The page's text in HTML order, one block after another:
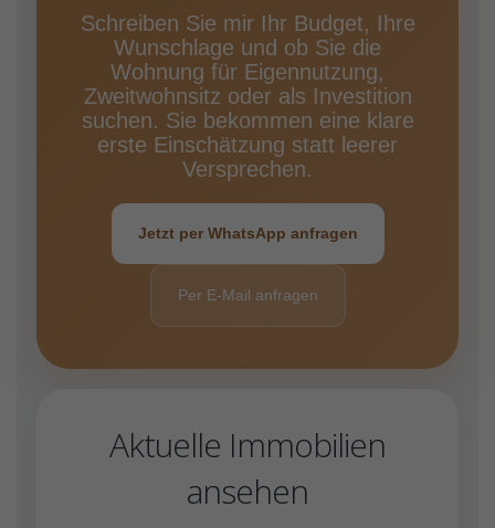
Schreiben Sie mir Ihr Budget, Ihre
Wunschlage und ob Sie die
Wohnung für Eigennutzung,
Zweitwohnsitz oder als Investition
suchen. Sie bekommen eine klare
erste Einschätzung statt leerer
Versprechen.
Jetzt per WhatsApp anfragen
Per E-Mail anfragen
Aktuelle Immobilien
ansehen